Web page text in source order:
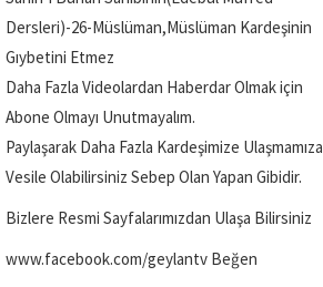
Dersleri)-26-Müslüman,Müslüman Kardeşinin
Gıybetini Etmez
Daha Fazla Videolardan Haberdar Olmak için
Abone Olmayı Unutmayalım.
Paylaşarak Daha Fazla Kardeşimize Ulaşmamıza
Vesile Olabilirsiniz Sebep Olan Yapan Gibidir.
Bizlere Resmi Sayfalarımızdan Ulaşa Bilirsiniz
www.facebook.com/geylantv Beğen